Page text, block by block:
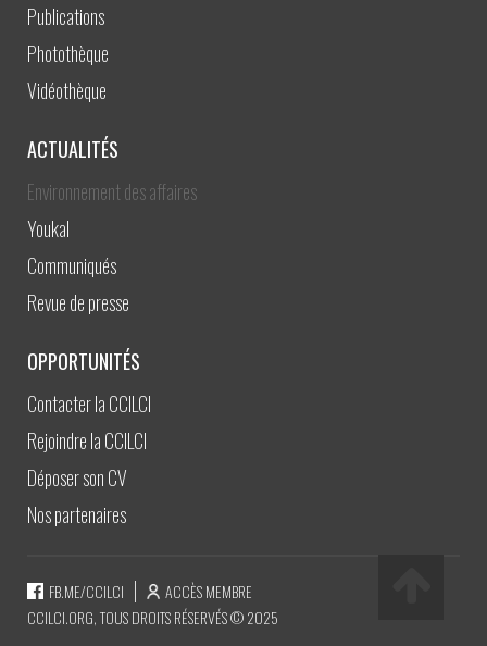
Publications
Photothèque
Vidéothèque
ACTUALITÉS
Environnement des affaires
Youkal
Communiqués
Revue de presse
OPPORTUNITÉS
Contacter la CCILCI
Rejoindre la CCILCI
Déposer son CV
Nos partenaires
CCILCI.ORG, TOUS DROITS RÉSERVÉS © 2025
FB.ME/CCILCI ACCÈS MEMBRE